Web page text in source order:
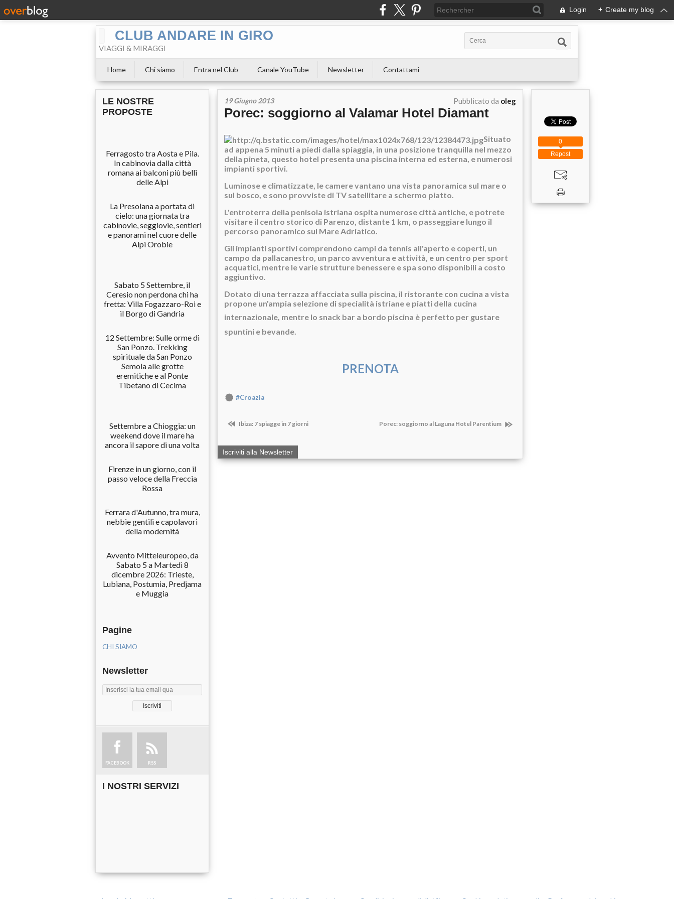
Login + Create my blog
CLUB ANDARE IN GIRO
VIAGGI & MIRAGGI
Home Chi siamo Entra nel Club Canale YouTube Newsletter Contattami
LE NOSTRE
PROPOSTE
Ferragosto tra Aosta e Pila.
In cabinovia dalla città
romana ai balconi più belli
delle Alpi
La Presolana a portata di
cielo: una giornata tra
cabinovie, seggiovie, sentieri
e panorami nel cuore delle
Alpi Orobie
Sabato 5 Settembre, il
Ceresio non perdona chi ha
fretta: Villa Fogazzaro-Roi e
il Borgo di Gandria
12 Settembre: Sulle orme di
San Ponzo. Trekking
spirituale da San Ponzo
Semola alle grotte
eremitiche e al Ponte
Tibetano di Cecima
Settembre a Chioggia: un
weekend dove il mare ha
ancora il sapore di una volta
Firenze in un giorno, con il
passo veloce della Freccia
Rossa
Ferrara d'Autunno, tra mura,
nebbie gentili e capolavori
della modernità
Avvento Mitteleuropeo, da
Sabato 5 a Martedì 8
dicembre 2026: Trieste,
Lubiana, Postumia, Predjama
e Muggia
Pagine
CHI SIAMO
Newsletter
FACEBOOK RSS
I NOSTRI SERVIZI
19 Giugno 2013 Pubblicato da oleg
Porec: soggiorno al Valamar Hotel Diamant
Situato
ad appena 5 minuti a piedi dalla spiaggia, in una posizione tranquilla nel mezzo
della pineta, questo hotel presenta una piscina interna ed esterna, e numerosi
impianti sportivi.
Luminose e climatizzate, le camere vantano una vista panoramica sul mare o
sul bosco, e sono provviste di TV satellitare a schermo piatto.
L'entroterra della penisola istriana ospita numerose città antiche, e potrete
visitare il centro storico di Parenzo, distante 1 km, o passeggiare lungo il
percorso panoramico sul Mare Adriatico.
Gli impianti sportivi comprendono campi da tennis all'aperto e coperti, un
campo da pallacanestro, un parco avventura e attività, e un centro per sport
acquatici, mentre le varie strutture benessere e spa sono disponibili a costo
aggiuntivo.
Dotato di una terrazza affacciata sulla piscina, il ristorante con cucina a vista
propone un'ampia selezione di specialità istriane e piatti della cucina
internazionale, mentre lo snack bar a bordo piscina è perfetto per gustare
spuntini e bevande.
PRENOTA
#Croazia
Ibiza: 7 spiagge in 7 giorni Porec: soggiorno al Laguna Hotel Parentium
Iscriviti alla Newsletter
Repost
0